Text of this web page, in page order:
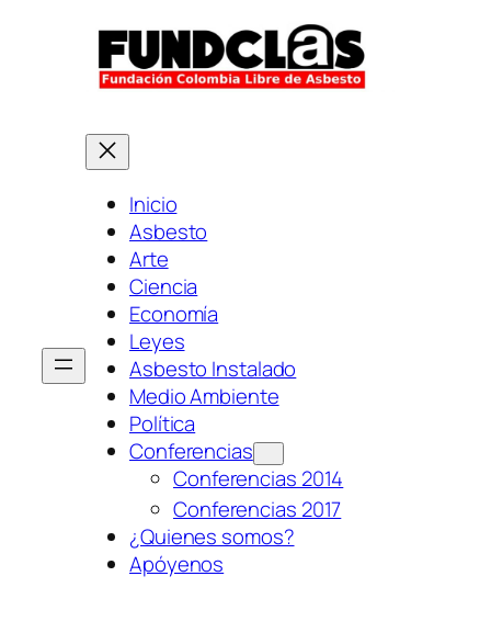
contenido
Inicio
Asbesto
Arte
Ciencia
Economía
Leyes
Asbesto Instalado
Medio Ambiente
Política
Conferencias
Conferencias 2014
Conferencias 2017
¿Quienes somos?
Apóyenos